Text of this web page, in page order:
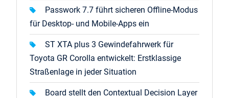
Passwork 7.7 führt sicheren Offline-Modus
für Desktop- und Mobile-Apps ein
ST XTA plus 3 Gewindefahrwerk für
Toyota GR Corolla entwickelt: Erstklassige
Straßenlage in jeder Situation
Board stellt den Contextual Decision Layer